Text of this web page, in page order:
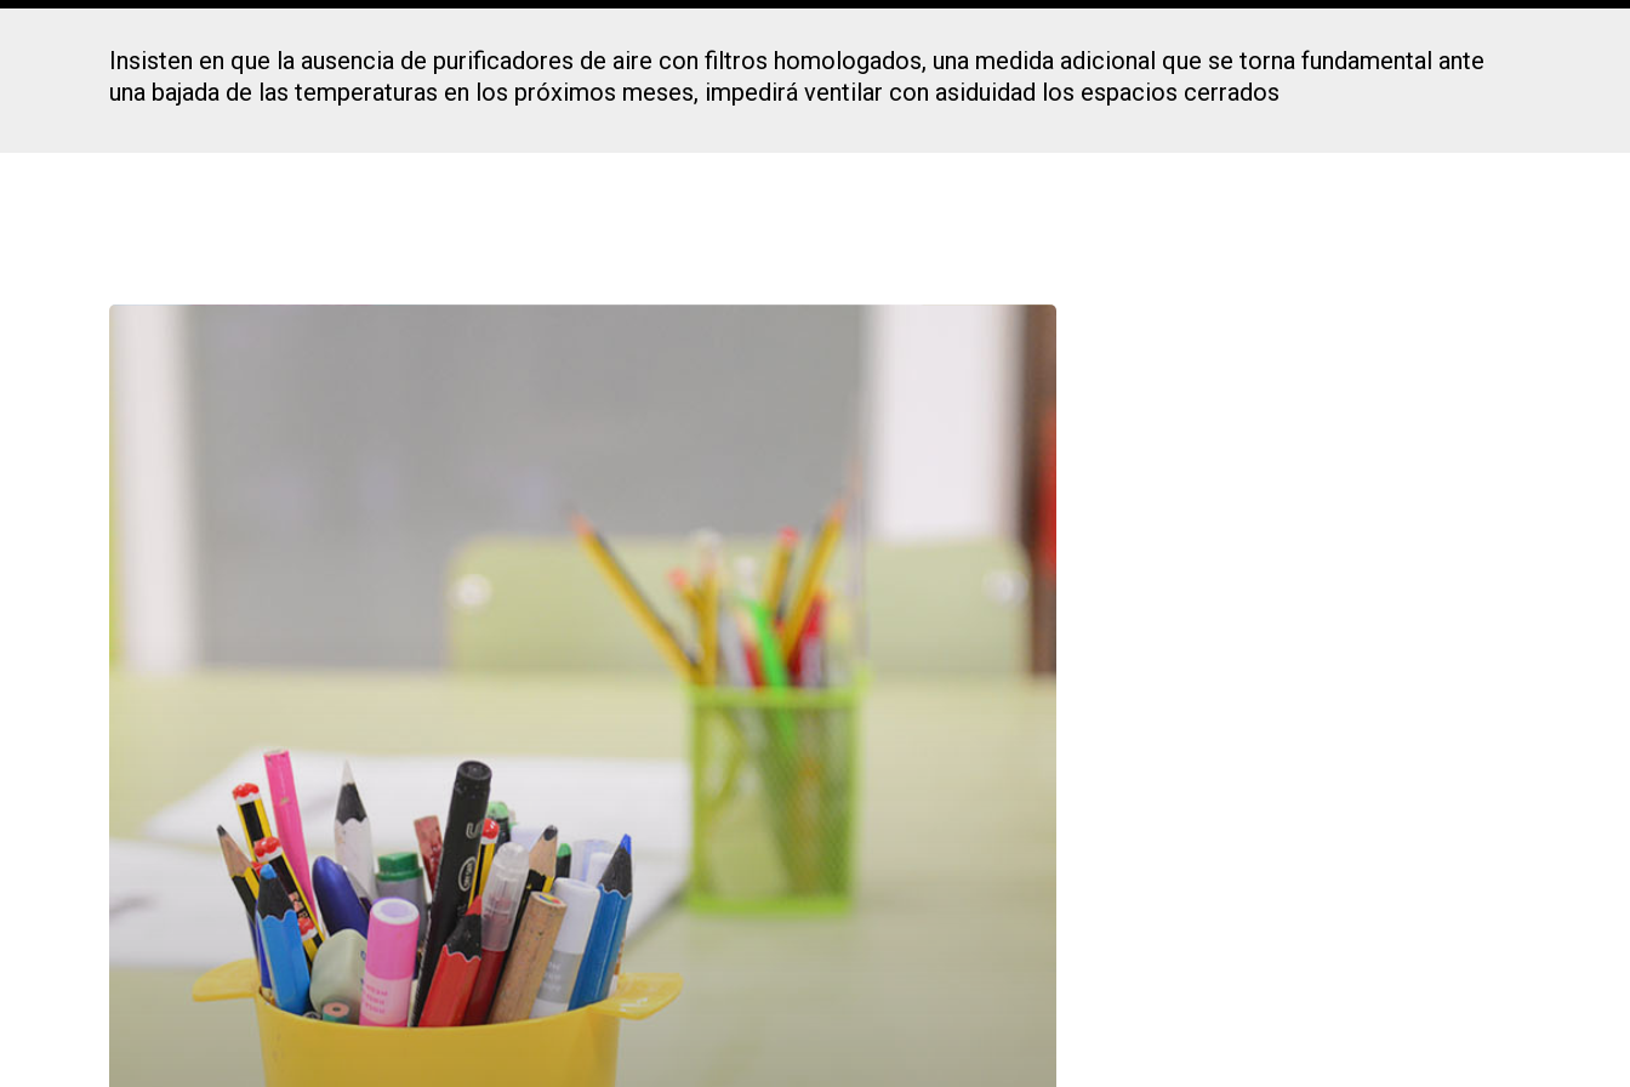
Insisten en que la ausencia de purificadores de aire con filtros homologados, una medida adicional que se torna fundamental ante
una bajada de las temperaturas en los próximos meses, impedirá ventilar con asiduidad los espacios cerrados